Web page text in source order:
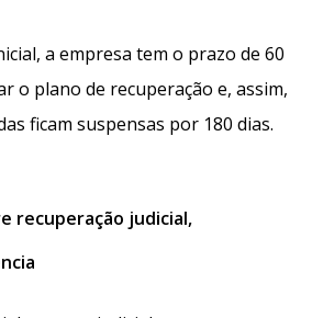
a empresa tem o prazo de 60
o plano de recuperação e, assim,
ficam suspensas por 180 dias.
recuperação judicial,